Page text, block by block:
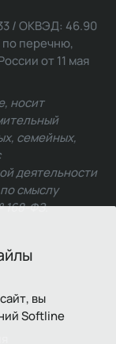
вы
Softline
/ ОКВЭД: 46.90
по перечню,
от 11 мая
носит
семейных,
деятельности
смыслу
168-ФЗ.